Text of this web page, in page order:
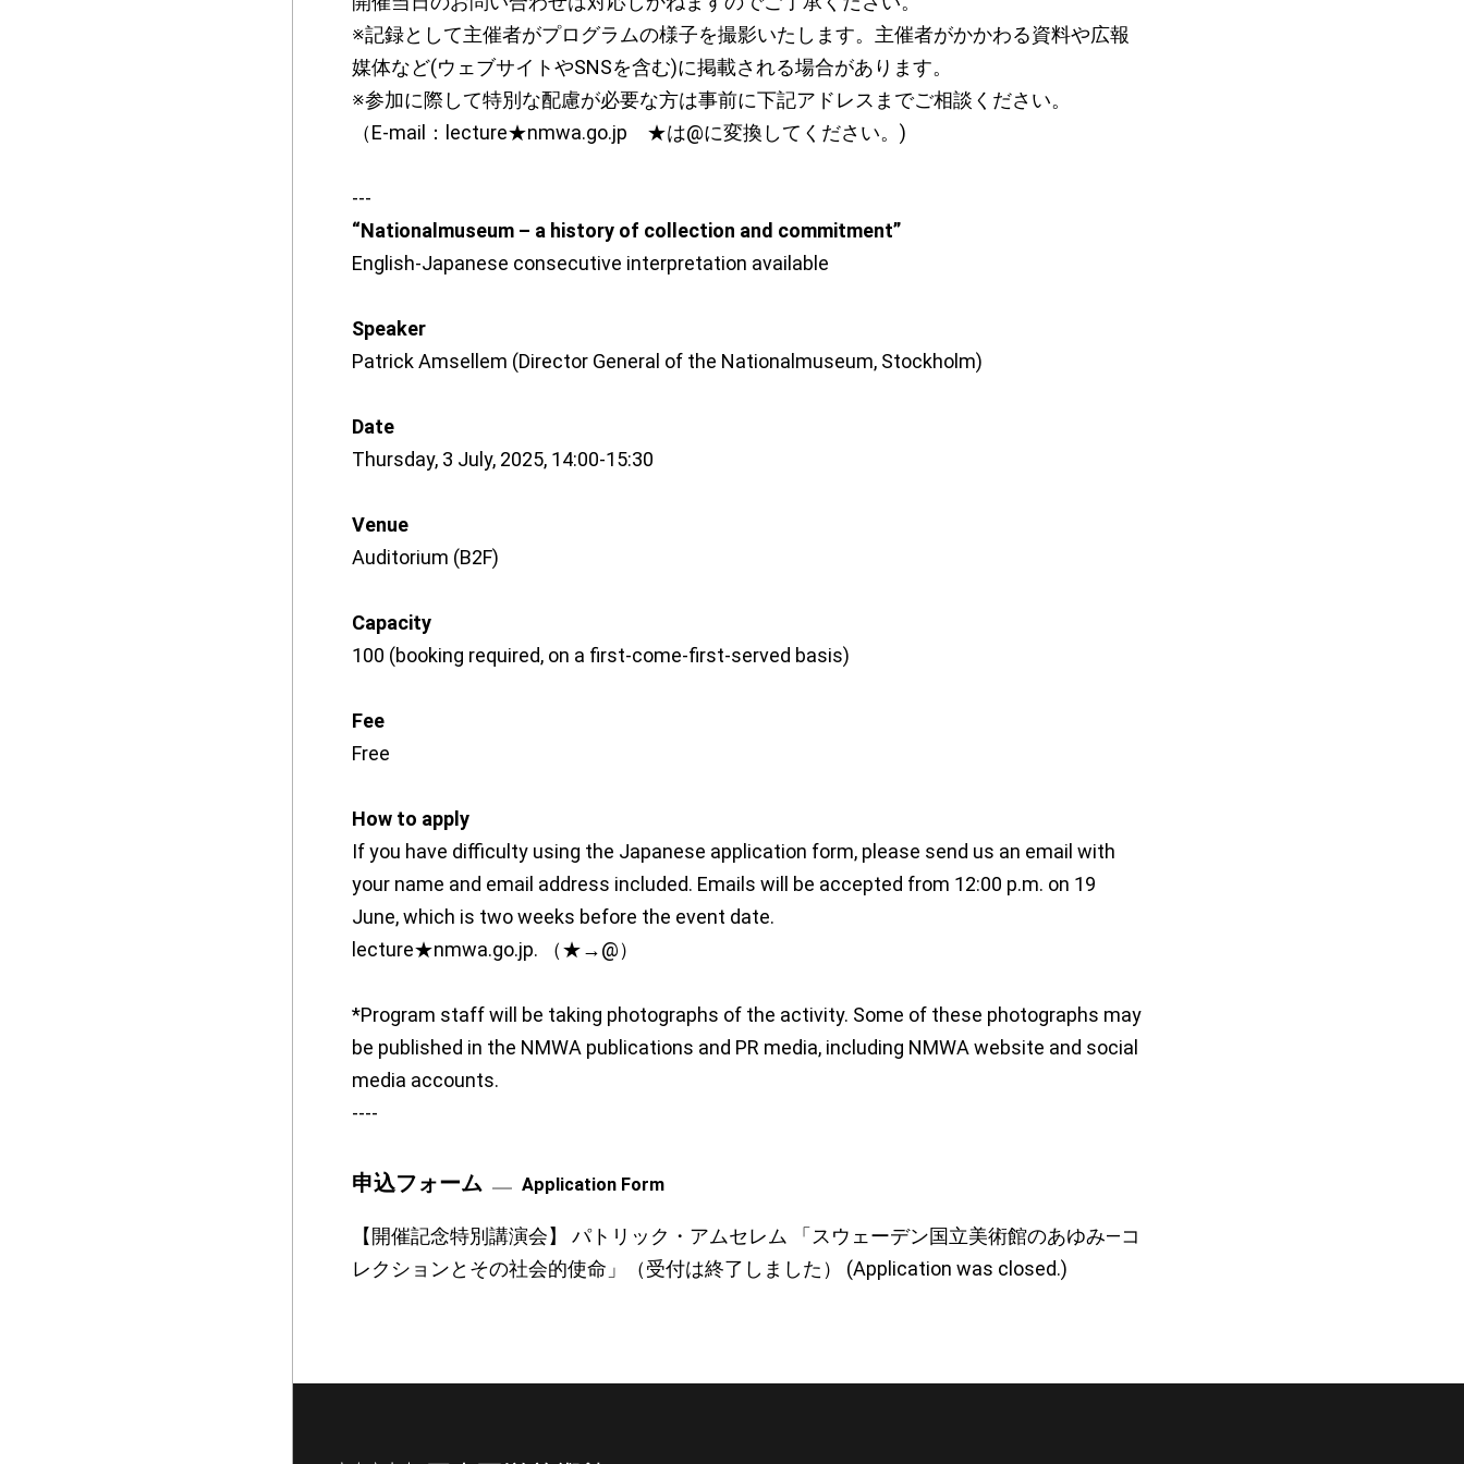
※記録として主催者がプログラムの様子を撮影いたします。主催者がかかわる資料や広報
媒体など(ウェブサイトやSNSを含む)に掲載される場合があります。
※参加に際して特別な配慮が必要な方は事前に下記アドレスまでご相談ください。
（E-mail：lecture★nmwa.go.jp ★は@に変換してください。)
---
“Nationalmuseum – a history of collection and commitment”
English-Japanese consecutive interpretation available
Speaker
Patrick Amsellem (Director General of the Nationalmuseum, Stockholm)
Date
Thursday, 3 July, 2025, 14:00-15:30
Venue
Auditorium (B2F)
Capacity
100 (booking required, on a first-come-first-served basis)
Fee
Free
How to apply
If you have difficulty using the Japanese application form, please send us an email with
your name and email address included. Emails will be accepted from 12:00 p.m. on 19
June, which is two weeks before the event date.
lecture★nmwa.go.jp. （★→@）
*Program staff will be taking photographs of the activity. Some of these photographs may
be published in the NMWA publications and PR media, including NMWA website and social
media accounts.
----
申込フォーム Application Form
【開催記念特別講演会】 パトリック・アムセレム 「スウェーデン国立美術館のあゆみ―コ
レクションとその社会的使命」（受付は終了しました） (Application was closed.)